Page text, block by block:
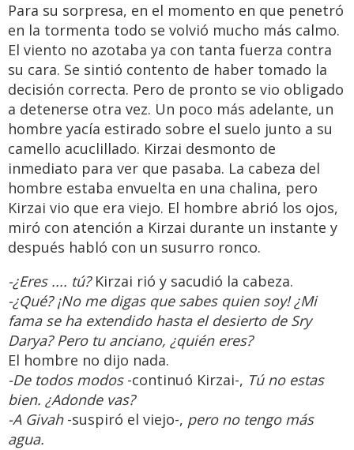
Para su sorpresa, en el momento en que penetró
en la tormenta todo se volvió mucho más calmo.
El viento no azotaba ya con tanta fuerza contra
su cara. Se sintió contento de haber tomado la
decisión correcta. Pero de pronto se vio obligado
a detenerse otra vez. Un poco más adelante, un
hombre yacía estirado sobre el suelo junto a su
camello acuclillado. Kirzai desmonto de
inmediato para ver que pasaba. La cabeza del
hombre estaba envuelta en una chalina, pero
Kirzai vio que era viejo. El hombre abrió los ojos,
miró con atención a Kirzai durante un instante y
después habló con un susurro ronco.
-¿Eres .... tú?Kirzai rió y sacudió la cabeza.
-¿Qué? ¡No me digas que sabes quien soy! ¿Mi
fama se ha extendido hasta el desierto de Sry
Darya? Pero tu anciano, ¿quién eres?
El hombre no dijo nada.
-De todos modos-continuó Kirzai-, Tú no estas
bien. ¿Adonde vas?
-A Givah-suspiró el viejo-, pero no tengo más
agua.